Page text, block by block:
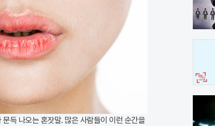
득 나오는 혼잣말. 많은 사람들이 이런 순간을